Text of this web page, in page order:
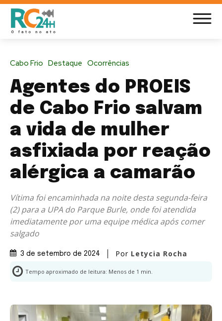
Cabo Frio Destaque Ocorrências
Agentes do PROEIS
de Cabo Frio salvam
a vida de mulher
asfixiada por reação
alérgica a camarão
Vítima foi encaminhada na noite desta segunda-feira
(2) para a UPA do Parque Burle, onde foi atendida
imediatamente por uma equipe médica após comer
salgado
3 de setembro de 2024 Por Letycia Rocha
Tempo aproximado de leitura: Menos de 1 min.